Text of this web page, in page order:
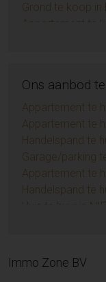
Grond te koop in
Appartement te
Huis te koop in
Appartement te
Huis te koop in
Huis te koop in
Grond te koop in
Grond te koop in
Appartement te
Huis te koop in
Huis te koop in
Grond te koop in
Ons aanbod
Appartement te
Appartement te
Handelspand te
Garage/parking
Appartement te
Handelspand te
Huis te huur in
Huis te huur in
Appartement te
Immo Zone BV